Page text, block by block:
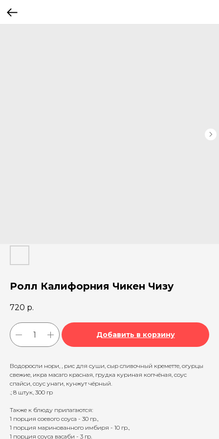
Ролл Калифорния Чикен Чизу
720 р.
Добавить в корзину
Водоросли нори, , рис для суши, сыр сливочный креметте, огурцы
свежие, икра масаго красная, грудка куриная копчёная, соус
спайси, соус унаги, кунжут чёрный.
.; 8 штук, 300 гр
Также к блюду прилагаются:
1 порция соевого соуса - 30 гр.,
1 порция маринованного имбиря - 10 гр.,
1 порция соуса васаби - 3 гр.